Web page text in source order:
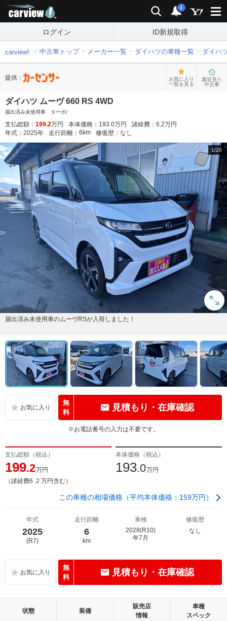
検索 通知
i
ログイン ID新規取得
carview! 中古車トップ メーカー一覧 ダイハツの車種一覧 ダイハ
提供：
お気に入り
一覧を見る
最近見た
中古車
ダイハツ ムーヴ 660 RS 4WD
届出済み未使用車 ターボ/
支払総額： 199.2万円 本体価格： 193.0万円 諸経費： 6.2万円
年式： 2025年 走行距離： 6 km 修復歴： なし
1/20
届出済み未使用車のムーヴRSが入荷しました！
無
料
見積もり・在庫確認
※お電話番号の入力は不要です。
支払総額（税込）
199.2万円
（諸経費6 .2 万円含む）
本体価格（税込）
193.0万円
この車種の相場価格（平均本体価格：159万円）
年式
2025
(R7)
走行距離
6
km
車検
2028(R10)
年7月
修復歴
なし
無
料
見積もり・在庫確認
状態 装備
販売店
情報
車種
スペック